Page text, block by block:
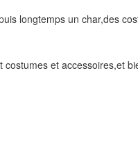
longtemps un char,des
et accessoires,et